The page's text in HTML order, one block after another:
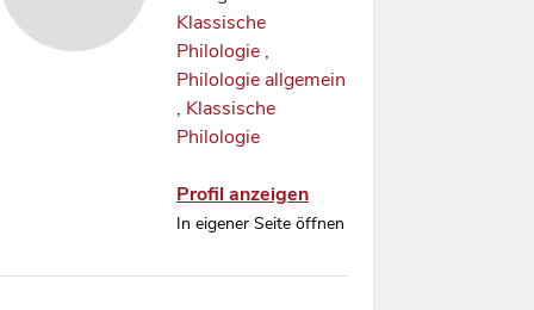
Klassische
Philologie ,
Philologie allgemein
, Klassische
Philologie
Profil anzeigen
In eigener Seite öffnen